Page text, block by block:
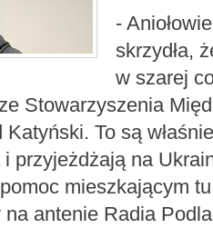
-
skrzydła,
w szarej
Stowarzyszenia
To są
i przyjeżdżają na
mieszkającym
antenie Radia